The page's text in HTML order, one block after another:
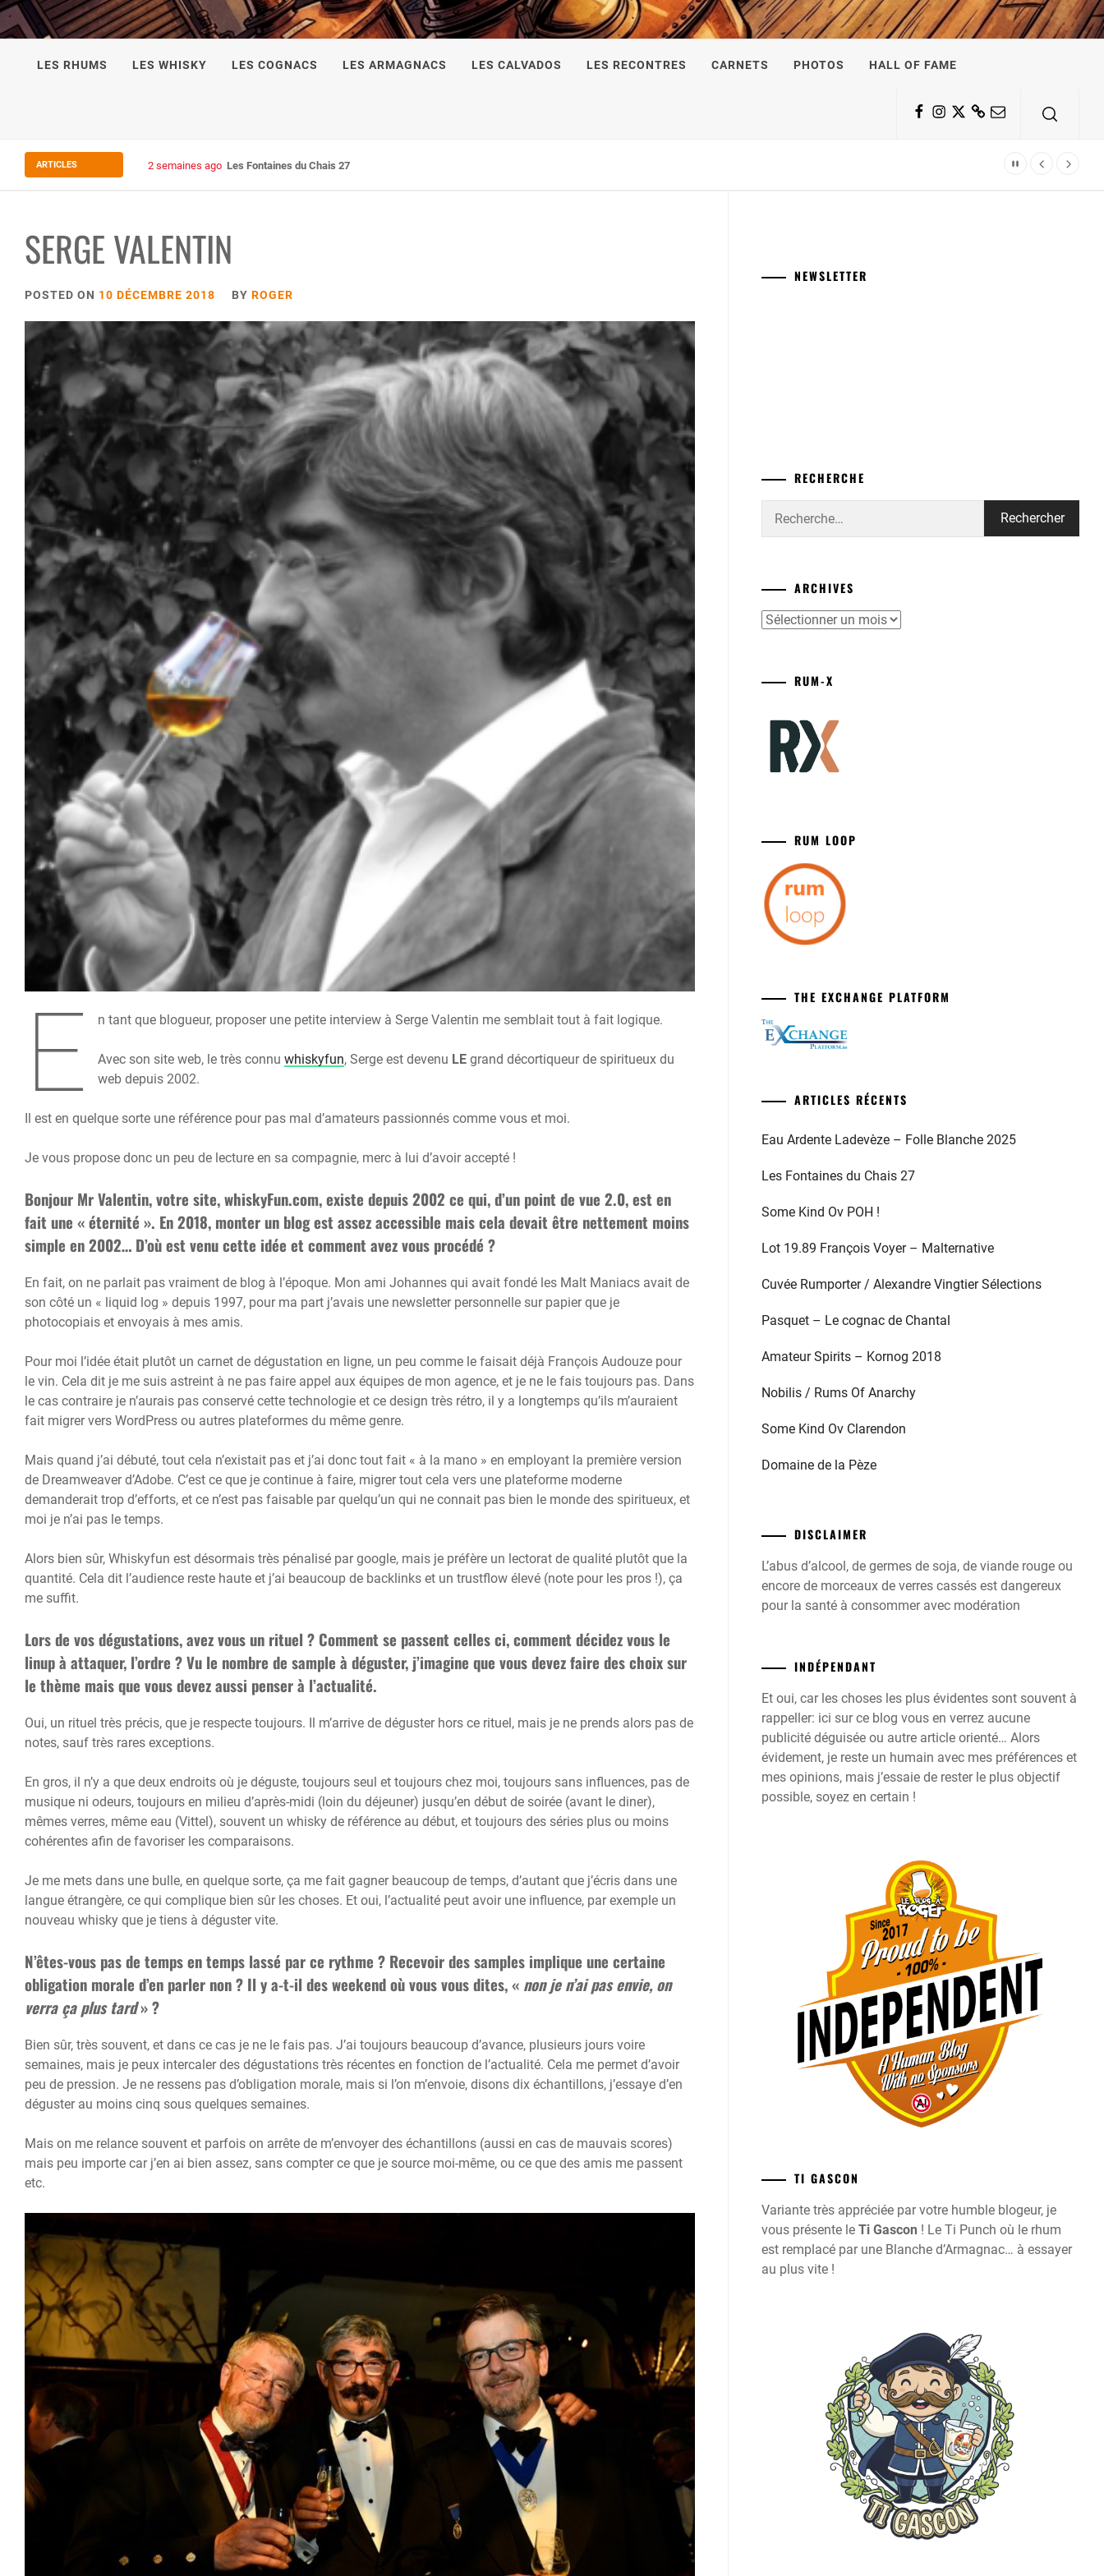
LES RHUMS LES WHISKY LES COGNACS LES ARMAGNACS LES CALVADOS LES RECONTRES CARNETS PHOTOS HALL OF FAME
Facebook
Instagram
TwitterSubstack
Email
ARTICLES 2 semaines ago Some Kind Ov POH !
SERGE VALENTIN
POSTED ON 10 DÉCEMBRE 2018 BY ROGER
E n tant que blogueur, proposer une petite interview à Serge Valentin me semblait tout à fait logique.
Avec son site web, le très connuwhiskyfun, Serge est devenu LEgrand décortiqueur de spiritueux du
web depuis 2002.
Il est en quelque sorte une référence pour pas mal d’amateurs passionnés comme vous et moi.
Je vous propose donc un peu de lecture en sa compagnie, merc à lui d’avoir accepté !
Bonjour Mr Valentin, votre site, whiskyFun.com, existe depuis 2002 ce qui, d’un point de vue 2.0, est en
fait une « éternité ». En 2018, monter un blog est assez accessible mais cela devait être nettement moins
simple en 2002… D’où est venu cette idée et comment avez vous procédé ?
En fait, on ne parlait pas vraiment de blog à l’époque. Mon ami Johannes qui avait fondé les Malt Maniacs avait de
son côté un « liquid log » depuis 1997, pour ma part j’avais une newsletter personnelle sur papier que je
photocopiais et envoyais à mes amis.
Pour moi l’idée était plutôt un carnet de dégustation en ligne, un peu comme le faisait déjà François Audouze pour
le vin. Cela dit je me suis astreint à ne pas faire appel aux équipes de mon agence, et je ne le fais toujours pas. Dans
le cas contraire je n’aurais pas conservé cette technologie et ce design très rétro, il y a longtemps qu’ils m’auraient
fait migrer vers WordPress ou autres plateformes du même genre.
Mais quand j’ai débuté, tout cela n’existait pas et j’ai donc tout fait « à la mano » en employant la première version
de Dreamweaver d’Adobe. C’est ce que je continue à faire, migrer tout cela vers une plateforme moderne
demanderait trop d’efforts, et ce n’est pas faisable par quelqu’un qui ne connait pas bien le monde des spiritueux, et
moi je n’ai pas le temps.
Alors bien sûr, Whiskyfun est désormais très pénalisé par google, mais je préfère un lectorat de qualité plutôt que la
quantité. Cela dit l’audience reste haute et j’ai beaucoup de backlinks et un trustflow élevé (note pour les pros !), ça
me suffit.
Lors de vos dégustations, avez vous un rituel ? Comment se passent celles ci, comment décidez vous le
linup à attaquer, l’ordre ? Vu le nombre de sample à déguster, j’imagine que vous devez faire des choix sur
le thème mais que vous devez aussi penser à l’actualité.
Oui, un rituel très précis, que je respecte toujours. Il m’arrive de déguster hors ce rituel, mais je ne prends alors pas de
notes, sauf très rares exceptions.
En gros, il n’y a que deux endroits où je déguste, toujours seul et toujours chez moi, toujours sans influences, pas de
musique ni odeurs, toujours en milieu d’après-midi (loin du déjeuner) jusqu’en début de soirée (avant le diner),
mêmes verres, même eau (Vittel), souvent un whisky de référence au début, et toujours des séries plus ou moins
cohérentes afin de favoriser les comparaisons.
Je me mets dans une bulle, en quelque sorte, ça me fait gagner beaucoup de temps, d’autant que j’écris dans une
langue étrangère, ce qui complique bien sûr les choses. Et oui, l’actualité peut avoir une influence, par exemple un
nouveau whisky que je tiens à déguster vite.
N’êtes-vous pas de temps en temps lassé par ce rythme ? Recevoir des samples implique une certaine
obligation morale d’en parler non ? Il y a-t-il des weekend où vous vous dites, « non je n’ai pas envie, on
verra ça plus tard» ?
Bien sûr, très souvent, et dans ce cas je ne le fais pas. J’ai toujours beaucoup d’avance, plusieurs jours voire
semaines, mais je peux intercaler des dégustations très récentes en fonction de l’actualité. Cela me permet d’avoir
peu de pression. Je ne ressens pas d’obligation morale, mais si l’on m’envoie, disons dix échantillons, j’essaye d’en
déguster au moins cinq sous quelques semaines.
Mais on me relance souvent et parfois on arrête de m’envoyer des échantillons (aussi en cas de mauvais scores)
mais peu importe car j’en ai bien assez, sans compter ce que je source moi-même, ou ce que des amis me passent
etc.
NEWSLETTER
RECHERCHE
ARCHIVES
Archives
RUM-X
RUM LOOP
THE EXCHANGE PLATFORM
ARTICLES RÉCENTS
Eau Ardente Ladevèze – Folle Blanche 2025
Les Fontaines du Chais 27
Some Kind Ov POH !
Lot 19.89 François Voyer – Malternative
Cuvée Rumporter / Alexandre Vingtier Sélections
Pasquet – Le cognac de Chantal
Amateur Spirits – Kornog 2018
Nobilis / Rums Of Anarchy
Some Kind Ov Clarendon
Domaine de la Pèze
DISCLAIMER
L’abus d’alcool, de germes de soja, de viande rouge ou
encore de morceaux de verres cassés est dangereux
pour la santé à consommer avec modération
INDÉPENDANT
Et oui, car les choses les plus évidentes sont souvent à
rappeller: ici sur ce blog vous en verrez aucune
publicité déguisée ou autre article orienté… Alors
évidement, je reste un humain avec mes préférences et
mes opinions, mais j’essaie de rester le plus objectif
possible, soyez en certain !
TI GASCON
Variante très appréciée par votre humble blogeur, je
vous présente le Ti Gascon ! Le Ti Punch où le rhum
est remplacé par une Blanche d’Armagnac… à essayer
au plus vite !